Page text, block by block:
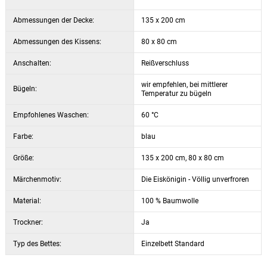
Abmessungen der Decke: 135 x 200 cm
Abmessungen des Kissens: 80 x 80 cm
Anschalten: Reißverschluss
Bügeln:
wir empfehlen, bei mittlerer
Temperatur zu bügeln
Empfohlenes Waschen: 60 °C
Farbe: blau
Größe: 135 x 200 cm, 80 x 80 cm
Märchenmotiv: Die Eiskönigin - Völlig unverfroren
Material: 100 % Baumwolle
Trockner: Ja
Typ des Bettes: Einzelbett Standard